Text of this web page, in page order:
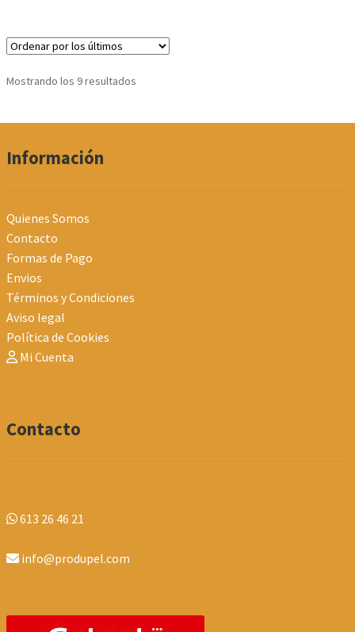
Mostrando los 9 resultados
Información
Quienes Somos
Contacto
Formas de Pago
Envios
Términos y Condiciones
Aviso legal
Política de Cookies
Mi Cuenta
Contacto
613 26 46 21
info@produpel.com